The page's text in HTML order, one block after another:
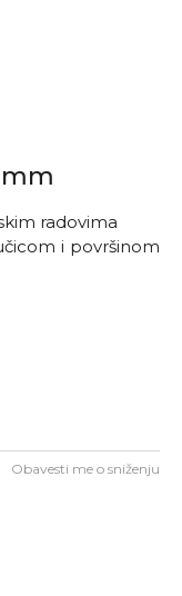
radovima
i površinom
Obavesti me o sniženju